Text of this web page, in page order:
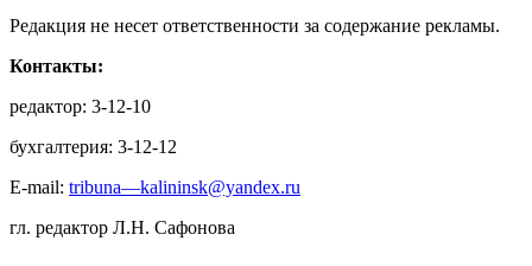
Редакция не несет ответственности за содержание рекламы.
Контакты:
редактор: 3-12-10
бухгалтерия: 3-12-12
E-mail: tribuna—kalininsk@yandex.ru
гл. редактор Л.Н. Сафонова